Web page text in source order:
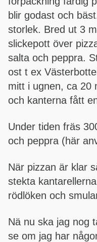
blir godast och
storlek. Bred ut 3
slickepott över
salta och peppra.
ost t ex
mitt i ugnen, ca 20
och kanterna fått
Under tiden fräs
och peppra (här
När pizzan är klar
stekta
rödlöken och
Nä nu ska jag nog
se om jag har